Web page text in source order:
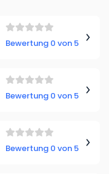
Bewertung 0 von 5
Bewertung 0 von 5
Bewertung 0 von 5